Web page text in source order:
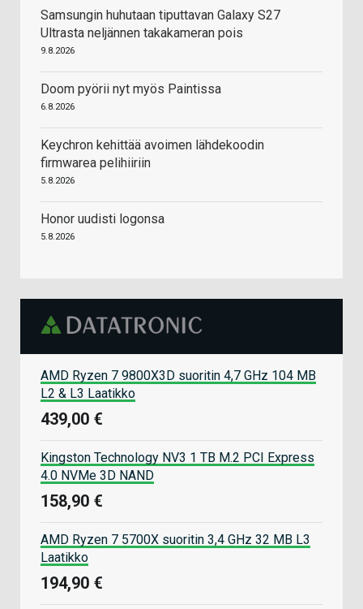
Samsungin huhutaan tiputtavan Galaxy S27
Ultrasta neljännen takakameran pois
9.8.2026
Doom pyörii nyt myös Paintissa
6.8.2026
Keychron kehittää avoimen lähdekoodin
firmwarea pelihiiriin
5.8.2026
Honor uudisti logonsa
5.8.2026
AMD Ryzen 7 9800X3D suoritin 4,7 GHz 104 MB
L2 & L3 Laatikko
439,00 €
Kingston Technology NV3 1 TB M.2 PCI Express
4.0 NVMe 3D NAND
158,90 €
AMD Ryzen 7 5700X suoritin 3,4 GHz 32 MB L3
Laatikko
194,90 €